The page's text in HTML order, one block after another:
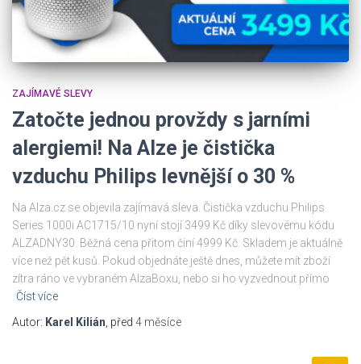
ZAJÍMAVÉ SLEVY
Zatočte jednou provždy s jarními
alergiemi! Na Alze je čistička
vzduchu Philips levnější o 30 %
Na Alza.cz se objevila zajímavá sleva. Čistička vzduchu Philips
Series 1000i AC1715/10 nyní stojí 3499 Kč díky slevovému kódu
ALZADNY30. Běžná cena přitom činí 4999 Kč. Skladem je aktuálně
více než pět kusů. Pokud objednáte ještě dnes, můžete mít zboží
zítra ráno ve vybraném AlzaBoxu, nebo si ho vyzvednout přímo
Číst více
Autor: Karel Kilián , před 4 měsíce